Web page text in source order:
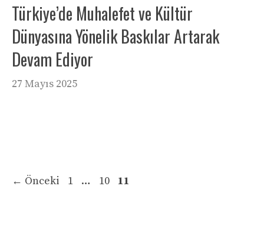
Türkiye’de Muhalefet ve Kültür
Dünyasına Yönelik Baskılar Artarak
Devam Ediyor
27 Mayıs 2025
← Önceki Sayfa
1 … Sayfa
10 Sayfa
11